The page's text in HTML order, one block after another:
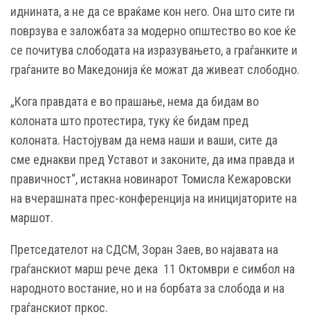
иднината, а не да се враќаме кон него. Она што сите ги
поврзува е заложбата за модерно општество во кое ќе
се почитува слободата на изразувањето, а граѓанките и
граѓаните во Македонија ќе можат да живеат слободно.
„Кога правдата е во прашање, нема да бидам во
колоната што протестира, туку ќе бидам пред
колоната. Настојувам да нема наши и ваши, сите да
сме еднакви пред Уставот и законите, да има правда и
правичност“, истакна новинарот Томисла Кежаровски
на вчерашната прес-конференција на иницијаторите на
маршот.
Претседателот на СДСМ, Зоран Заев, во најавата на
граѓанскиот марш рече дека 11 Октомври е симбол на
народното востание, но и на борбата за слобода и на
граѓанскиот пркос.